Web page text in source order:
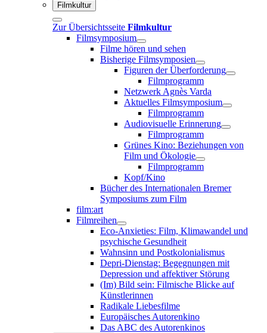
Filmkultur
Zur Übersichtsseite Filmkultur
Filmsymposium
Filme hören und sehen
Bisherige Filmsymposien
Figuren der Überforderung
Filmprogramm
Netzwerk Agnès Varda
Aktuelles Filmsymposium
Filmprogramm
Audiovisuelle Erinnerung
Filmprogramm
Grünes Kino: Beziehungen von
Film und Ökologie
Filmprogramm
Kopf/Kino
Bücher des Internationalen Bremer
Symposiums zum Film
film:art
Filmreihen
Eco-Anxieties: Film, Klimawandel und
psychische Gesundheit
Wahnsinn und Postkolonialismus
Depri-Dienstag: Begegnungen mit
Depression und affektiver Störung
(Im) Bild sein: Filmische Blicke auf
Künstlerinnen
Radikale Liebesfilme
Europäisches Autorenkino
Das ABC des Autorenkinos